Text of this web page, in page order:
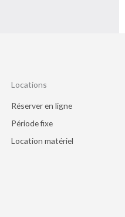
Locations
Réserver en ligne
Période fixe
Location matériel